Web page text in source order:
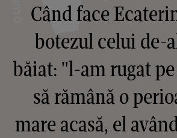
Când face
botezul celui de-
băiat: "l-am rugat
să rămână o
mare acasă, el